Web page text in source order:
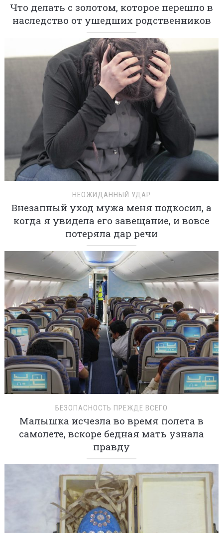
Что делать с золотом, которое перешло в
наследство от ушедших родственников
НЕОЖИДАННЫЙ УДАР
Внезапный уход мужа меня подкосил, а
когда я увидела его завещание, и вовсе
потеряла дар речи
БЕЗОПАСНОСТЬ ПРЕЖДЕ ВСЕГО
Малышка исчезла во время полета в
самолете, вскоре бедная мать узнала
правду